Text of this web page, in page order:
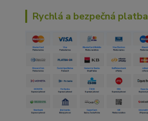
Rychlá a bezpečná platba